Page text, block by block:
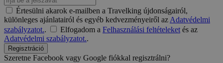
Értesülni akarok e-mailben a Travelking újdonságairól,
különleges ajánlatairól és egyéb kedvezményeiről azAdatvédelmi
szabályzatot.. Elfogadom a Felhasználási feltételeketés az
Adatvédelmi szabályzatot..
Regisztráció
Szeretne Facebook vagy Google fiókkal regisztrálni?